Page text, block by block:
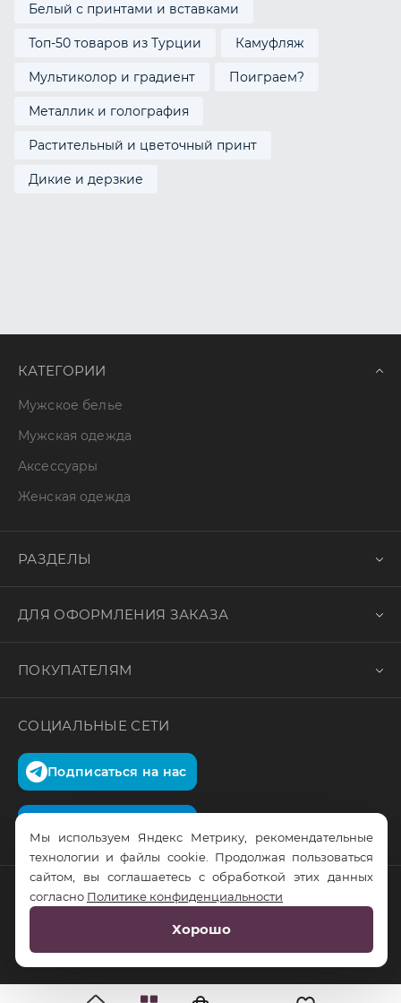
Белый с принтами и вставками
Топ-50 товаров из Турции Камуфляж
Мультиколор и градиент Поиграем?
Металлик и голография
Растительный и цветочный принт
Дикие и дерзкие
КАТЕГОРИИ
Мужское белье
Мужская одежда
Аксессуары
Женская одежда
РАЗДЕЛЫ
ДЛЯ ОФОРМЛЕНИЯ ЗАКАЗА
ПОКУПАТЕЛЯМ
СОЦИАЛЬНЫЕ СЕТИ
Подписаться на нас
© RusTrus. 2011-2026. Все права защищены
RS Digital
Мы используем Яндекс Метрику, рекомендательные
технологии и файлы cookie. Продолжая пользоваться
сайтом, вы соглашаетесь с обработкой этих данных
согласно Политике конфиденциальности
Хорошо